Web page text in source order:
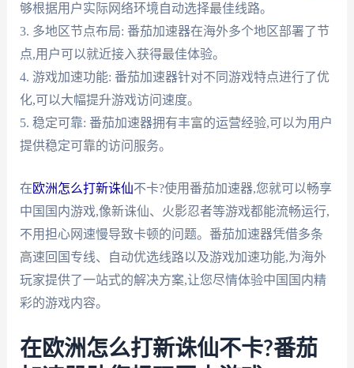
够根据用户实际网络环境自动选择最佳线路。
3. 多地区节点布局: 番茄加速器在海外多个地区部署了节
点,用户可以就近接入获得最佳体验。
4. 游戏加速功能: 番茄加速器针对不同游戏特点进行了优
化,可以大幅提升游戏访问速度。
5. 稳定可靠: 番茄加速器拥有丰富的运营经验,可以为用户
提供稳定可靠的访问服务。
在欧洲怎么打新诛仙不卡?使用番茄加速器,您就可以畅享
中国国内游戏,像新诛仙、火影忍者等游戏都能流畅运行,
不用担心网速慢导致卡顿的问题。番茄加速器凭借多条
高速回国专线、自动优选线路以及游戏加速功能,为海外
玩家提供了一站式的解决方案,让您尽情体验中国国内精
彩的游戏内容。
在欧洲怎么打新诛仙不卡?番茄